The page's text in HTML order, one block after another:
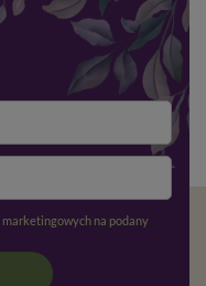
oraz przetwarzanie danych osobowych zgodnie z